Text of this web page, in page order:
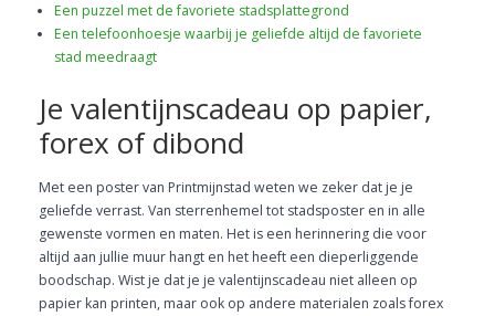
Een puzzel met de favoriete stadsplattegrond
Een telefoonhoesje waarbij je geliefde altijd de favoriete
stad meedraagt
Je valentijnscadeau op papier,
forex of dibond
Met een poster van Printmijnstad weten we zeker dat je je
geliefde verrast. Van sterrenhemel tot stadsposter en in alle
gewenste vormen en maten. Het is een herinnering die voor
altijd aan jullie muur hangt en het heeft een dieperliggende
boodschap. Wist je dat je je valentijnscadeau niet alleen op
papier kan printen, maar ook op andere materialen zoals forex